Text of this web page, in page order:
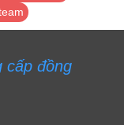
cấp đồng